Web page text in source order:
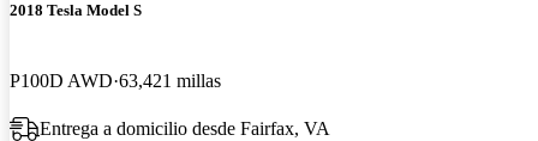
2018 Tesla Model S
P100D AWD 63,421 millas
Entrega a domicilio desde Fairfax, VA